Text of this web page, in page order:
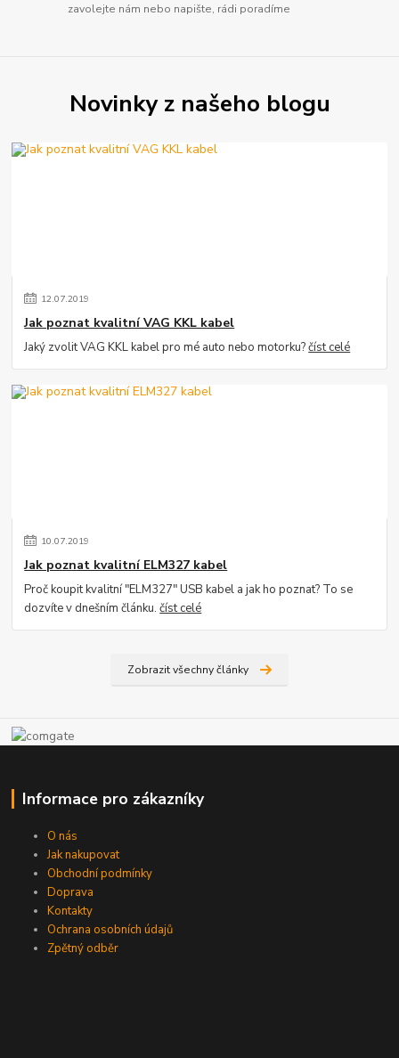
zavolejte nám nebo napište, rádi poradíme
Novinky z našeho blogu
12.07.2019
Jak poznat kvalitní VAG KKL kabel
Jaký zvolit VAG KKL kabel pro mé auto nebo motorku?číst celé
10.07.2019
Jak poznat kvalitní ELM327 kabel
Proč koupit kvalitní "ELM327" USB kabel a jak ho poznat? To se
dozvíte v dnešním článku.číst celé
Zobrazit všechny články
Informace pro zákazníky
O nás
Jak nakupovat
Obchodní podmínky
Doprava
Kontakty
Ochrana osobních údajů
Zpětný odběr